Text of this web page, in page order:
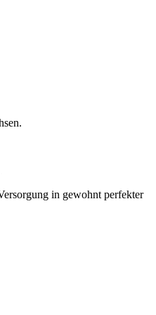
in gewohnt perfekter